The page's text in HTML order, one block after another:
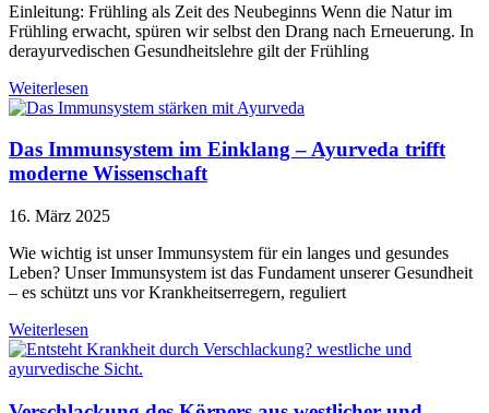
Einleitung: Frühling als Zeit des Neubeginns Wenn die Natur im
Frühling erwacht, spüren wir selbst den Drang nach Erneuerung. In
derayurvedischen Gesundheitslehre gilt der Frühling
Weiterlesen
Das Immunsystem im Einklang – Ayurveda trifft
moderne Wissenschaft
16. März 2025
Wie wichtig ist unser Immunsystem für ein langes und gesundes
Leben? Unser Immunsystem ist das Fundament unserer Gesundheit
– es schützt uns vor Krankheitserregern, reguliert
Weiterlesen